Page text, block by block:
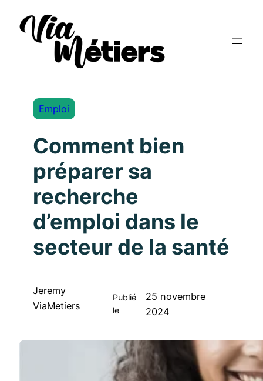
Emploi
Comment bien
préparer sa
recherche
d’emploi dans le
secteur de la santé
Jeremy
ViaMetiers
Publié
le
25 novembre
2024